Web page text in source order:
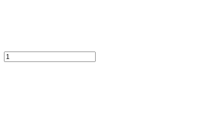
množstvo
Rifľová